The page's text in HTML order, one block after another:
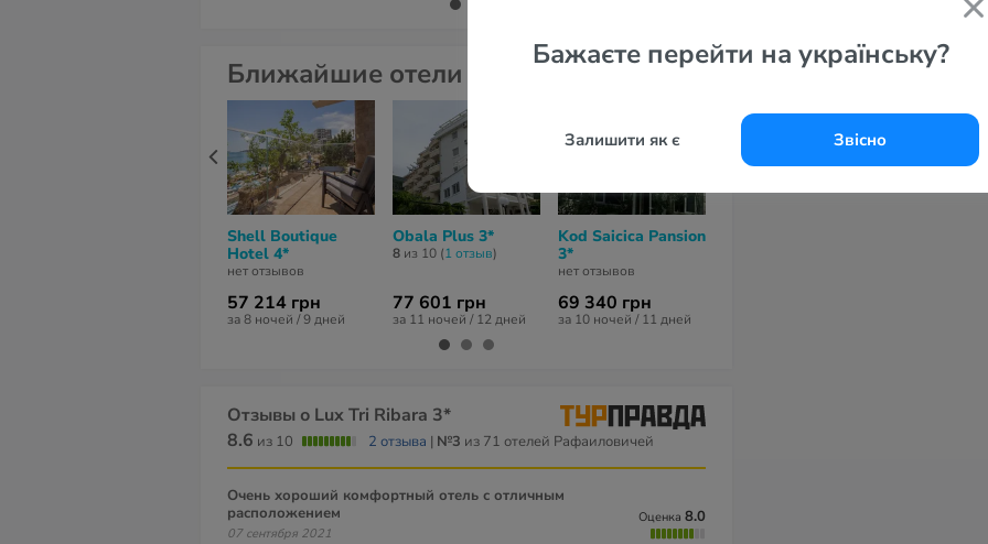
Бажаєте перейти на українську?
Залишити як є Звісно
Ближайшие отели
Shell Boutique
Hotel 4*
нет отзывов
57 214 грн
за 8 ночей / 9 дней
Obala Plus 3*
8 из 10 (1 отзыв)
77 601 грн
за 11 ночей / 12 дней
Kod Saicica Pansion
3*
нет отзывов
69 340 грн
за 10 ночей / 11 дней
Отзывы о Lux Tri Ribara 3*
8.6 из 10 2 отзыва | №3 из 71 отелей Рафаиловичей
Очень хороший комфортный отель с отличным
расположением
07 сентября 2021
Оценка
8.0